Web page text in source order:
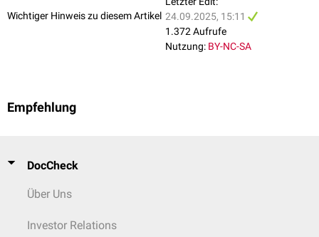
Wichtiger Hinweis zu diesem Artikel 24.09.2025, 15:11
1.372 Aufrufe
Nutzung: BY-NC-SA
Empfehlung
DocCheck
Über Uns
Investor Relations